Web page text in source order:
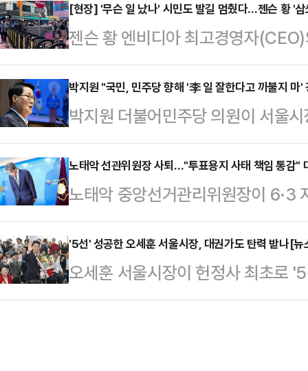
키운 데 이어, 이번에는 지리자동차
를 정면으로 겨냥하고 나선 셈이다.
와 판교·일산·인천·수원, 대전, 부
사전 예약을 시작했다고 밝혔다.지
이스리프트 버전이 투입되는 모델
59…
[현장] '무슨 일 났나' 시민도 발길 멈췄다…젠슨 황 '
젠슨 황 엔비디아 최고경영자
앞둔 서울 마포구 홍대 인근 식당가
각은 5일 오후 6시로 알려졌지만
했다. 정오 무렵에는 수십명의 취
재 현장 인파는 취재진과 시민, 외
어났다.경찰은 식당 앞 인도와 차량
보행 동선과 교통 흐름을 정리했다.
은 "몰려있지 마…
박지원 "국민, 민주당 향해 '李 일 잘한다고 까불지 마'
박지원 더불어민주당 의원이 서울
민주당에 '이재명 대통령 일 잘한다
다.박 의원은 5일 페이스북을 통해
하지 못한 것은 정치적 패배이자 쓰
었다.이어 "'윤어게인'에 찬성하지
동훈·유의동 의원의 생환, 유승민
강조했다.당내에서 8월 전당대회
선 "선거전부터…
노태악 선관위원장 사퇴…"투표용지 사태 책임 통감"
노태악 중앙선거관리위원장이 6·3
임을 지고 자리에서 물러나겠다고
천 중앙선관위에서 기자회견을 열
태에 대한 책임을 통감하면서 저 역
다"고 말했다.노 위원장은 "투표 참
'5선' 성공한 오세훈 서울시장, 대권가도 탄력 받나[
오세훈 서울시장이 헌정사 최초로
영남을 제외하고 전국적으로 야권